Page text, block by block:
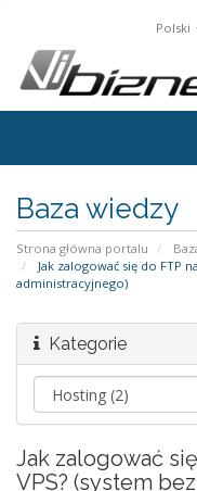
Polski
Baza wiedzy
Strona główna portalu
Jak zalogować się do FTP
administracyjnego)
Kategorie
Jak zalogować
VPS? (system